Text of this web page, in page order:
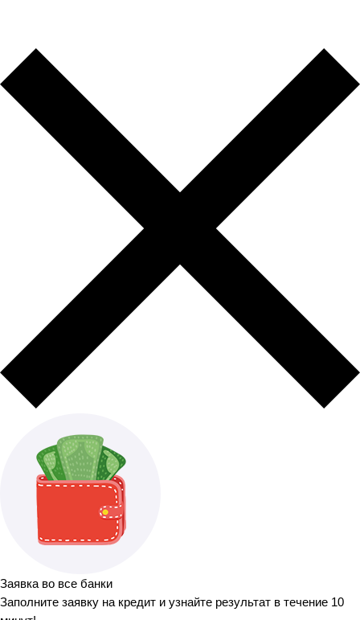
Заявка во все банки
Заполните заявку на кредит и узнайте результат в течение 10